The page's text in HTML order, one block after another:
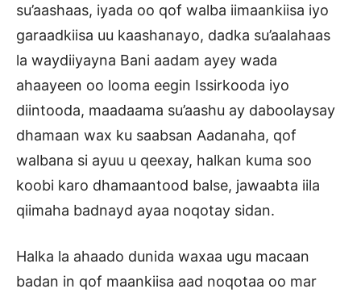
su’aashaas, iyada oo qof walba iimaankiisa iyo
garaadkiisa uu kaashanayo, dadka su’aalahaas
la waydiiyayna Bani aadam ayey wada
ahaayeen oo looma eegin Issirkooda iyo
diintooda, maadaama su’aashu ay daboolaysay
dhamaan wax ku saabsan Aadanaha, qof
walbana si ayuu u qeexay, halkan kuma soo
koobi karo dhamaantood balse, jawaabta iila
qiimaha badnayd ayaa noqotay sidan.
Halka la ahaado dunida waxaa ugu macaan
badan in qof maankiisa aad noqotaa oo mar